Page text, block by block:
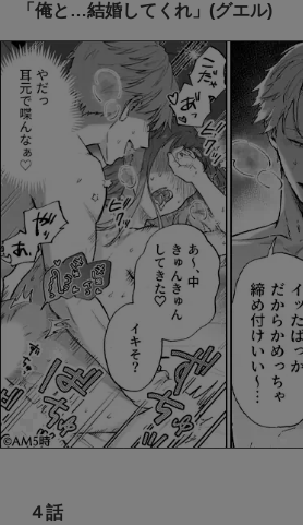
「俺と…結婚してくれ」(グエル)
４話